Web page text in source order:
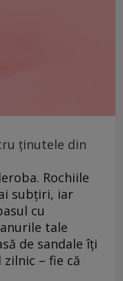
ținutele din
Rochiile
subțiri, iar
cu
tale
de sandale îți
– fie că